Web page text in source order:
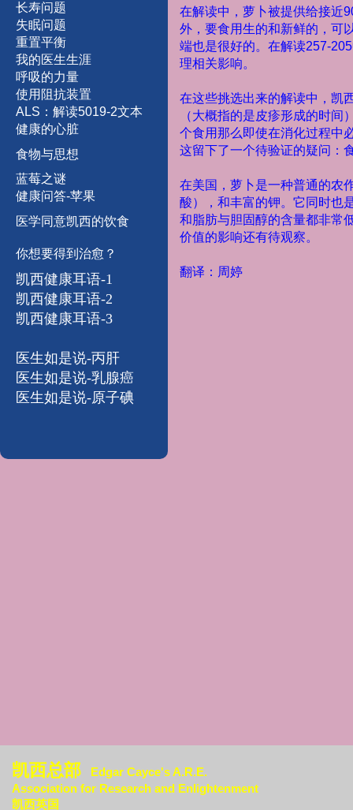
长寿问题
失眠问题
重置平衡
我的医生生涯
呼吸的力量
使用 阻抗装置
A LS ： 解读5019-2文本
健康的心脏
食物与思想
蓝莓之谜
健康问答-苹果
医学同意凯西的饮食
你想要得到治愈？
凯西健康耳语-1
凯西健康耳语-2
凯西健康耳语-3
医生如是说-丙肝
医生如是说-乳腺癌
医生如是说-原子碘
在解读中，萝卜被提供给接近
外，要食用生的和新鲜的，可
端也是很好的。在解读257-205
理相关影响。
在这些挑选出来的解读中，凯
（大概指的是皮疹形成的时
个食用那么即使在消化过程中
这留下了一个待验证的疑问：
在美国，萝卜是一种普通的农
酸），和丰富的钾。它同时也
和脂肪与胆固醇的含量都非常
价值的影响还有待观察。
翻译：周婷
凯西总部
Edgar Cayce's A.R.E.
Association for Research and Enlightenment
凯西英国